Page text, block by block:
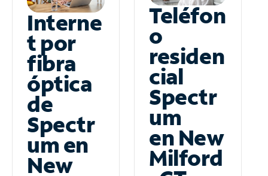
Interne
t por
fibra
óptica
de
Spectr
um en
New
Teléfon
o
residen
cial
Spectr
um
en New
Milford